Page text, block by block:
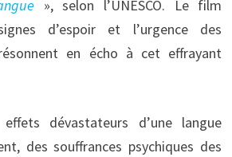
», selon l’UNESCO. Le film
d’espoir et l’urgence des
en écho à cet effrayant
dévastateurs d’une langue
des souffrances psychiques des